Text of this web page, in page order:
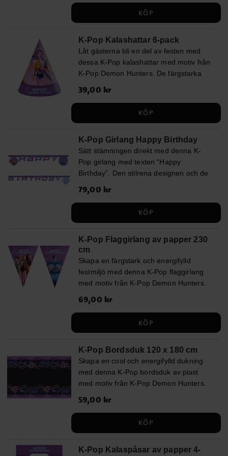
förpackningen inkluderar även 6 st. lila
KÖP
K-Pop Kalashattar 6-pack
Låt gästerna bli en del av festen med
dessa K-Pop kalashattar med motiv från
K-Pop Demon Hunters. De färgstarka
ger kalaset en lekfull och energifylld
älskar K-Pop. Hattarna är ca 19 cm höga
Pris:39,00 kr
39,00 kr
KÖP
K-Pop Girlang Happy Birthday
Sätt stämningen direkt med denna K-
Pop girlang med texten “Happy
Birthday”. Den stilrena designen och de
och festlig känsla som gör den till en
Pris:79,00 kr
79,00 kr
KÖP
K-Pop Flaggirlang av papper 230
cm
Skapa en färgstark och energifylld
festmiljö med denna K-Pop flaggirlang
med motiv från K-Pop Demon Hunters.
De livfulla färgerna och coola
karaktärerna ger rummet en
dekorationen till ett självklart inslag på
meter lång och varje vimpel är ca 24,5
cm hög.
Pris:69,00 kr
69,00 kr
KÖP
K-Pop Bordsduk 120 x 180 cm
Skapa en cool och energifylld dukning
med denna K-Pop bordsduk av plast
med motiv från K-Pop Demon Hunters.
med de färgstarka detaljerna ger en
Pris:59,00 kr
59,00 kr
KÖP
K-Pop Kalaspåsar av papper 4-